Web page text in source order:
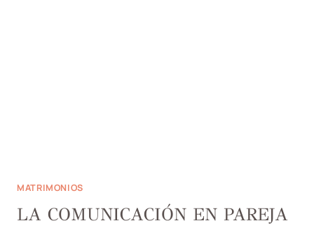
MATRIMONIOS
LA COMUNICACIÓN EN PAREJA